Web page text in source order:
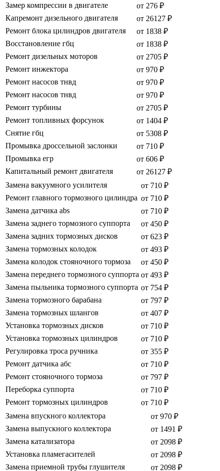
Замер компрессии в двигателе
от 276 ₽
Капремонт дизельного двигателя
от 26127 ₽
Ремонт блока цилиндров двигателя
от 1838 ₽
Восстановление гбц
от 1838 ₽
Ремонт дизельных моторов
от 2705 ₽
Ремонт инжектора
от 970 ₽
Ремонт насосов тнвд
от 970 ₽
Ремонт насосов тнвд
от 970 ₽
Ремонт турбины
от 2705 ₽
Ремонт топливных форсунок
от 1404 ₽
Снятие гбц
от 5308 ₽
Промывка дроссельной заслонки
от 710 ₽
Промывка егр
от 606 ₽
Капитальный ремонт двигателя
от 26127 ₽
Замена вакуумного усилителя
от 710 ₽
Ремонт главного тормозного цилиндра от 710 ₽
Замена датчика abs
от 710 ₽
Замена заднего тормозного суппорта
от 450 ₽
Замена задних тормозных дисков
от 623 ₽
Замена тормозных колодок
от 493 ₽
Замена колодок стояночного тормоза
от 450 ₽
Замена переднего тормозного суппорта от 493 ₽
Замена пыльника тормозного суппорта от 754 ₽
Замена тормозного барабана
от 797 ₽
Замена тормозных шлангов
от 407 ₽
Установка тормозных дисков
от 710 ₽
Установка тормозных цилиндров
от 710 ₽
Регулировка троса ручника
от 355 ₽
Ремонт датчика абс
от 710 ₽
Ремонт стояночного тормоза
от 797 ₽
Переборка суппорта
от 710 ₽
Ремонт тормозных цилиндров
от 710 ₽
Замена впускного коллектора
от 970 ₽
Замена выпускного коллектора
от 1491 ₽
Замена катализатора
от 2098 ₽
Установка пламегасителей
от 2098 ₽
Замена приемной трубы глушителя
от 2098 ₽